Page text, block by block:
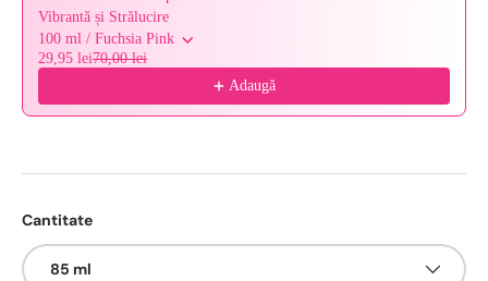
Vibrantă și Strălucire
100 ml / Fuchsia Pink
29,95 lei70,00 lei
Adaugă
Cantitate
85 ml